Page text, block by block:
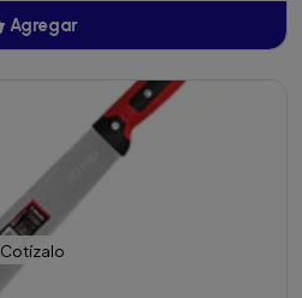
Agregar
Cotízalo